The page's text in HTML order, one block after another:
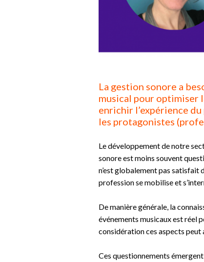
La gestion sonore a
musical pour optimiser
enrichir l’expérience
les protagonistes
Le développement de notre
sonore est moins souvent
n’est globalement pas satisfait
profession se mobilise et
De manière générale, la
événements musicaux est réel
considération ces aspects peut
Ces questionnements